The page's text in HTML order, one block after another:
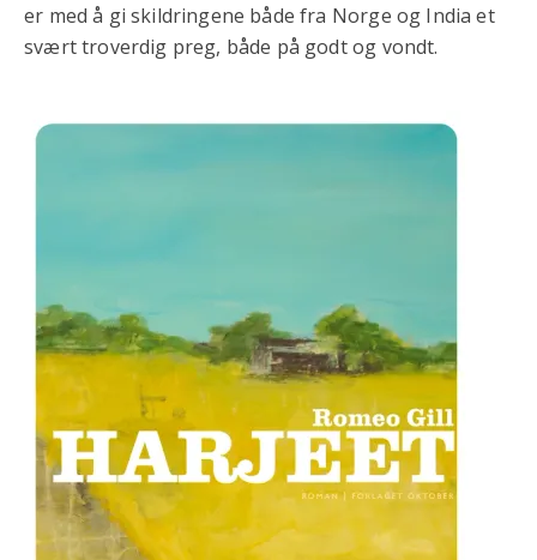
er med å gi skildringene både fra Norge og India et
svært troverdig preg, både på godt og vondt.